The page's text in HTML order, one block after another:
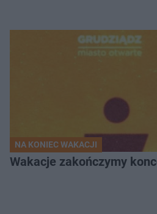
NA KONIEC WAKACJI
Wakacje zakończymy